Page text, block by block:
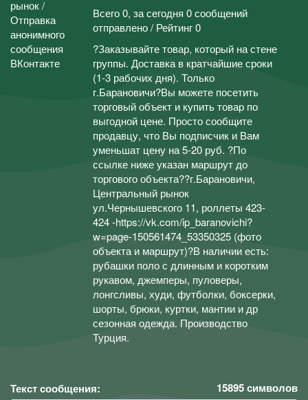
Всего 0, за сегодня 0 сообщений
отправлено / Рейтинг 0
?Заказывайте товар, который на стене
группы. Доставка в кратчайшие сроки
(1-3 рабочих дня). Только
г.Барановичи?Вы можете посетить
торговый объект и купить товар по
выгодной цене. Просто сообщите
продавцу, что Вы подписчик и Вам
уменьшат цену на 5-20 руб. ?По
ссылке ниже указан маршрут до
торгового объекта??г.Барановичи,
Центральный рынок
ул.Чернышевского 11, роллеты 423-
424 -https://vk.com/ip_baranovichi?
w=page-150561474_53350325 (фото
объекта и маршрут)?В наличии есть:
рубашки поло с длинным и коротким
рукавом, джемперы, пуловеры,
лонгсливы, худи, футболки, боксерки,
шорты, брюки, куртки, мантии и др
сезонная одежда. Производство
Турция.
Текст сообщения: 15895символов